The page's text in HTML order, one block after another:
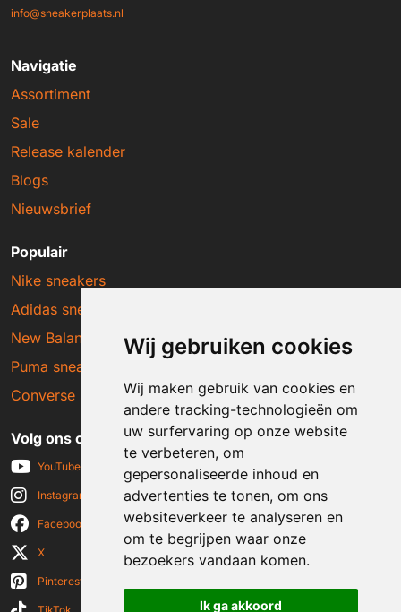
Wij gebruiken cookies
Wij maken gebruik van cookies en
andere tracking-technologieën om
uw surfervaring op onze website
te verbeteren, om
gepersonaliseerde inhoud en
advertenties te tonen, om ons
websiteverkeer te analyseren en
om te begrijpen waar onze
bezoekers vandaan komen.
Ik ga akkoord
info@sneakerplaats.nl
Navigatie
Assortiment
Sale
Release kalender
Blogs
Nieuwsbrief
Populair
Nike sneakers
Adidas sneakers
New Balance sneakers
Puma sneakers
Converse sneakers
Volg ons op social media
YouTube
Instagram
Facebook
X
Pinterest